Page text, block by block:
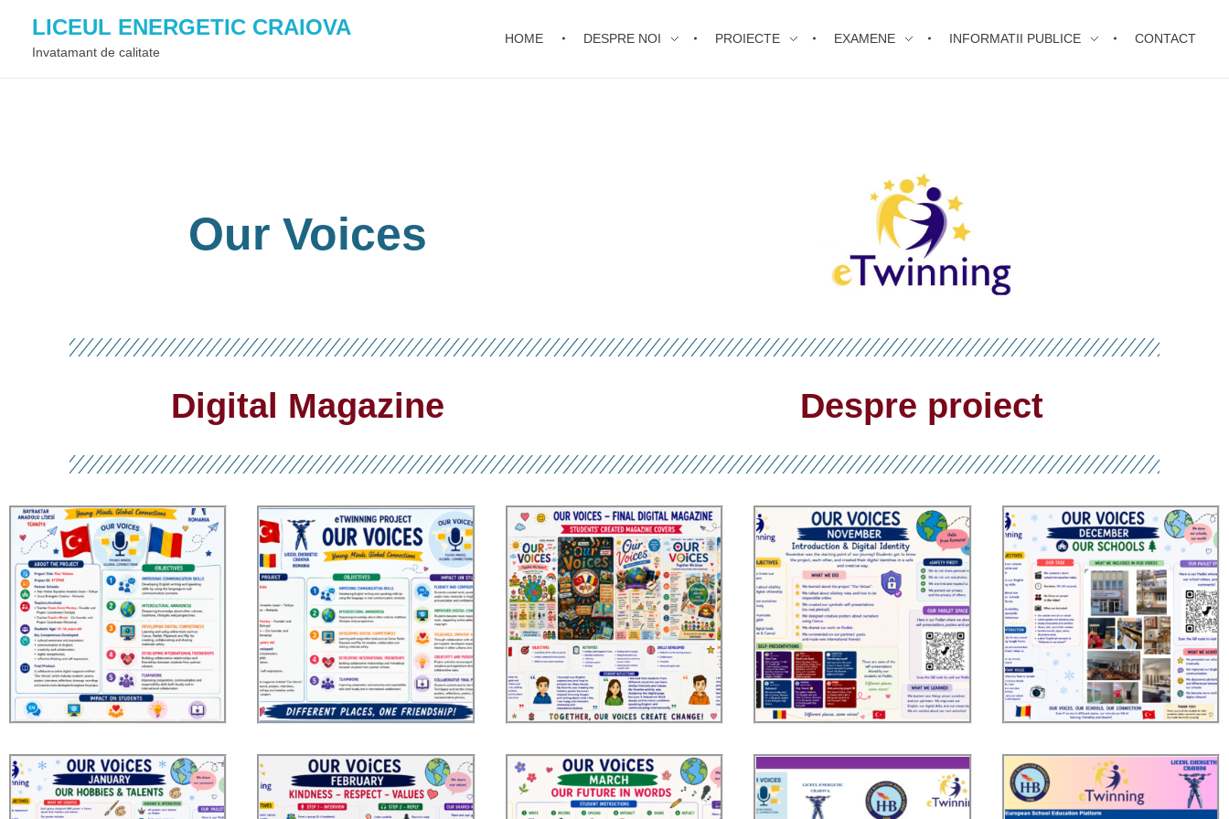
LICEUL ENERGETIC CRAIOVA
Invatamant de calitate
HOME DESPRE NOI PROIECTE EXAMENE INFORMATII PUBLICE CONTACT
Our Voices
Digital Magazine Despre proiect